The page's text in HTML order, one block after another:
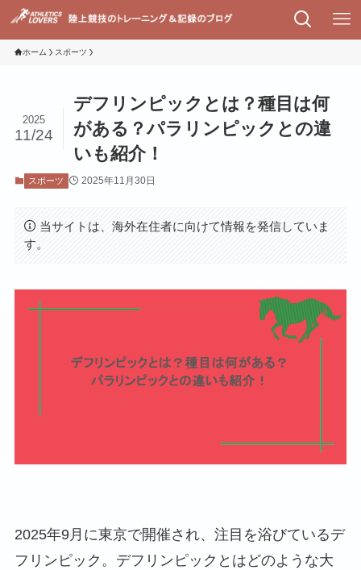
ホーム スポーツ
デフリンピックとは？種目は何
がある？パラリンピックとの違
いも紹介！
2025
11/24
スポーツ 2025年11月30日
当サイトは、海外在住者に向けて情報を発信していま
す。
2025年9月に東京で開催され、注目を浴びているデ
フリンピック。デフリンピックとはどのような大